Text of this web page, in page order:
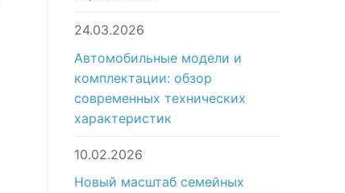
24.03.2026
Автомобильные модели и
комплектации: обзор
современных технических
характеристик
10.02.2026
Новый масштаб семейных